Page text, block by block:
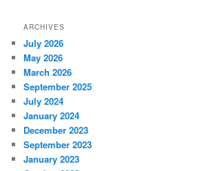
ARCHIVES
July 2026
May 2026
March 2026
September 2025
July 2024
January 2024
December 2023
September 2023
January 2023